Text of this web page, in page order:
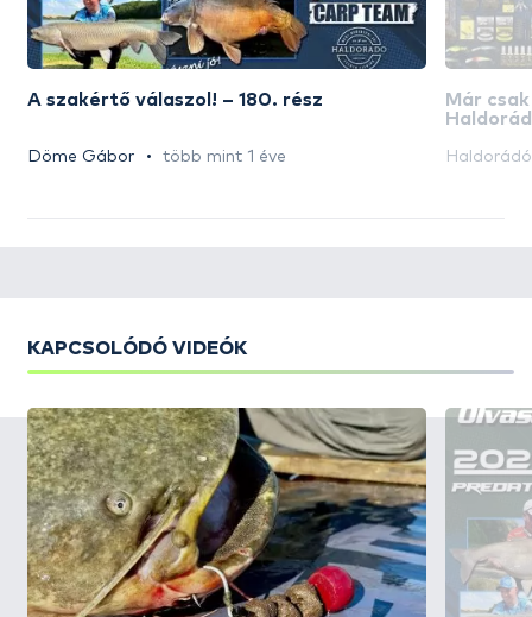
A szakértő válaszol! – 180. rész
Döme Gábor több mint 1 éve
Már
KAPCSOLÓDÓ VIDEÓK